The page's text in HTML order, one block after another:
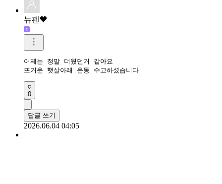
뉴펜🧡
어제는 정말 더웠던거 같아요
뜨거운 햇살아래 운동 수고하셨습니다
0
답글 쓰기
2026.06.04 04:05